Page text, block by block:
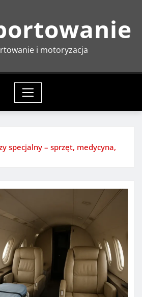
i motoryzacja
specjalny – sprzęt, medycyna,